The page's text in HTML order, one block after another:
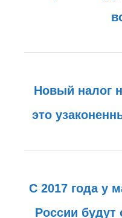
Новый налог
это
C 2017 года у
России будут